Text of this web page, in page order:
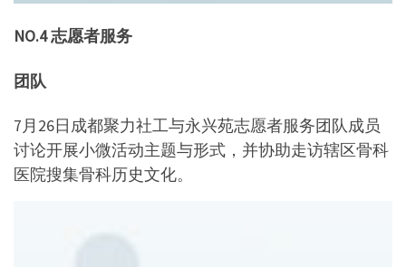
NO.4 志愿者服务
团队
7月26日成都聚力社工与永兴苑志愿者服务团队成员
讨论开展小微活动主题与形式，并协助走访辖区骨科
医院搜集骨科历史文化。